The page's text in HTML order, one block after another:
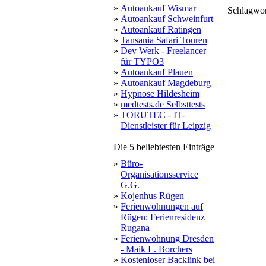
» Autoankauf Wismar
» Autoankauf Schweinfurt
» Autoankauf Ratingen
» Tansania Safari Touren
» Dev Werk - Freelancer
für TYPO3
» Autoankauf Plauen
» Autoankauf Magdeburg
» Hypnose Hildesheim
» medtests.de Selbsttests
» TORUTEC - IT-
Dienstleister für Leipzig
Die 5 beliebtesten Einträge
» Büro-
Organisationsservice
G.G.
» Kojenhus Rügen
» Ferienwohnungen auf
Rügen: Ferienresidenz
Rugana
» Ferienwohnung Dresden
- Maik L. Borchers
» Kostenloser Backlink bei